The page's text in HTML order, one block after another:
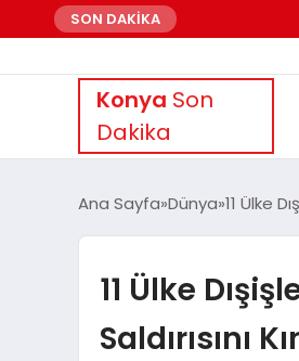
SON DAKİKA
Konya Son
Dakika
Ana Sayfa Dünya 11 Ülke
11 Ülke
Saldırısını